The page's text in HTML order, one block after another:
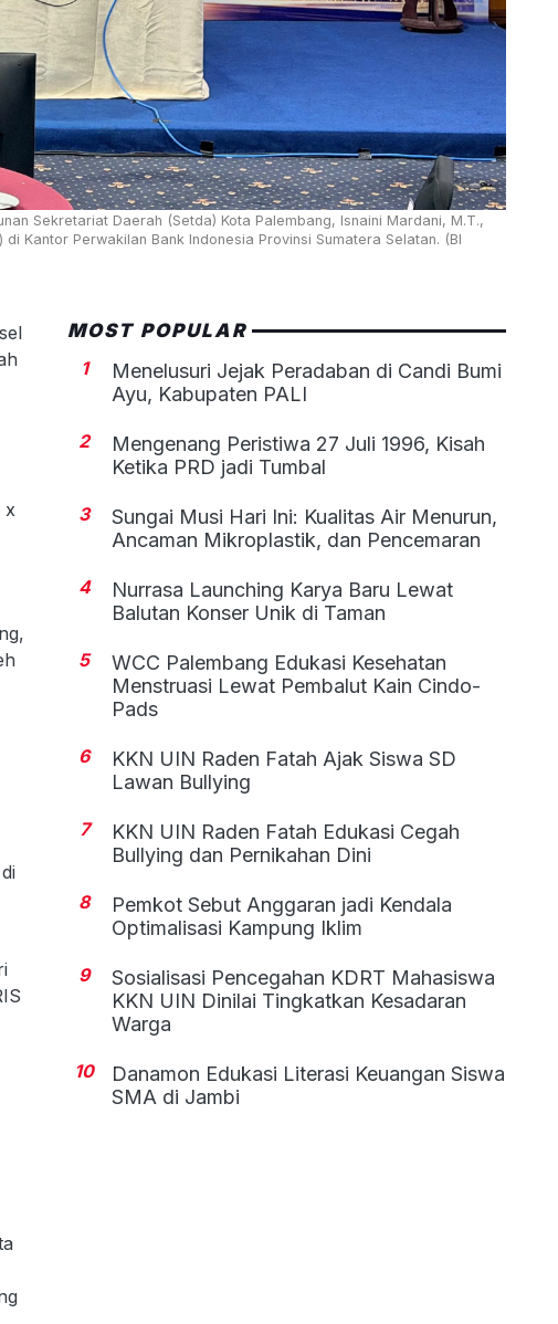
Sekretariat Daerah (Setda) Kota Palembang, Isnaini Mardani, M.T.,
Kantor Perwakilan Bank Indonesia Provinsi Sumatera Selatan. (BI
x
MOST POPULAR
1
Menelusuri Jejak Peradaban di Candi Bumi
Ayu, Kabupaten PALI
2
Mengenang Peristiwa 27 Juli 1996, Kisah
Ketika PRD jadi Tumbal
3
Sungai Musi Hari Ini: Kualitas Air Menurun,
Ancaman Mikroplastik, dan Pencemaran
4
Nurrasa Launching Karya Baru Lewat
Balutan Konser Unik di Taman
5
WCC Palembang Edukasi Kesehatan
Menstruasi Lewat Pembalut Kain Cindo-
Pads
6
KKN UIN Raden Fatah Ajak Siswa SD
Lawan Bullying
7
KKN UIN Raden Fatah Edukasi Cegah
Bullying dan Pernikahan Dini
8
Pemkot Sebut Anggaran jadi Kendala
Optimalisasi Kampung Iklim
9
Sosialisasi Pencegahan KDRT Mahasiswa
KKN UIN Dinilai Tingkatkan Kesadaran
Warga
10
Danamon Edukasi Literasi Keuangan Siswa
SMA di Jambi